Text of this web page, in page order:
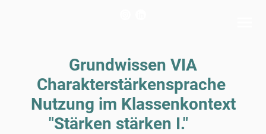
Grundwissen VIA
Charakterstärkensprache
Nutzung im Klassenkontext
"Stärken stärken I."